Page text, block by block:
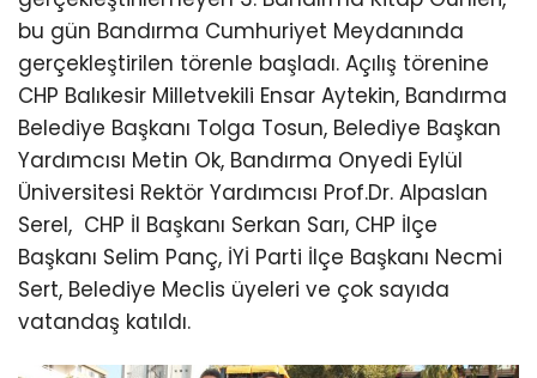
bu gün Bandırma Cumhuriyet Meydanında
gerçekleştirilen törenle başladı. Açılış törenine
CHP Balıkesir Milletvekili Ensar Aytekin, Bandırma
Belediye Başkanı Tolga Tosun, Belediye Başkan
Yardımcısı Metin Ok, Bandırma Onyedi Eylül
Üniversitesi Rektör Yardımcısı Prof.Dr. Alpaslan
Serel, CHP İl Başkanı Serkan Sarı, CHP İlçe
Başkanı Selim Panç, İYİ Parti İlçe Başkanı Necmi
Sert, Belediye Meclis üyeleri ve çok sayıda
vatandaş katıldı.